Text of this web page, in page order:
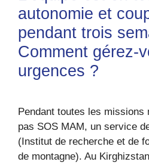
autonomie et
pendant trois
Comment gérez-
urgences ?
Pendant toutes les missions
pas SOS MAM, un service
(Institut de recherche et de
de montagne). Au